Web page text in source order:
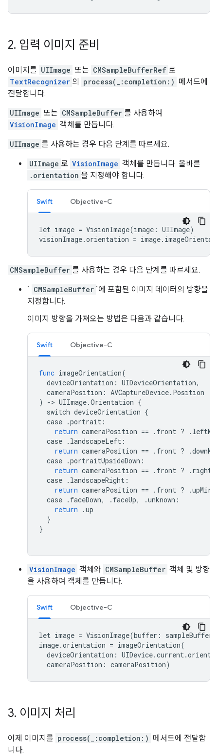
2. 입력 이미지 준비
이미지를 UIImage 또는 CMSampleBufferRef 로
TextRecognizer 의 process(_:completion:) 메서드에
전달합니다.
UIImage 또는 CMSampleBuffer 를 사용하여
VisionImage 객체를 만듭니다.
UIImage 를 사용하는 경우 다음 단계를 따르세요.
UIImage 로 VisionImage 객체를 만듭니다. 올바른
.orientation 을 지정해야 합니다.
Swift Objective-C
let image = VisionImage(image: UIImage)
visionImage.orientation =
CMSampleBuffer 를 사용하는 경우 다음 단계를 따르세요.
` CMSampleBuffer `에 포함된 이미지 데이터의 방향을
지정합니다.
이미지 방향을 가져오는 방법은 다음과 같습니다.
Swift Objective-C
func imageOrientation(
deviceOrientation : UIDeviceOrientation,
cameraPosition : AVCaptureDevice. Position
)
-> UIImage.Orientation {
switch deviceOrientation {
case .portrait :
return cameraPosition == . front ? .
case . landscapeLeft :
return cameraPosition == . front ? .
case .portraitUpsideDown :
return cameraPosition == . front ? .
case . landscapeRight :
return cameraPosition == . front ? .
case . faceDown, . faceUp, .unknown :
return
.up
}
}
VisionImage 객체와 CMSampleBuffer 객체 및 방향
을 사용하여 객체를 만듭니다.
Swift Objective-C
let image = VisionImage(buffer : sampleBuffer
image.orientation = imageOrientation(
deviceOrientation : UIDevice.current.
cameraPosition : cameraPosition)
3. 이미지 처리
이제 이미지를 process(_:completion:) 메서드에 전달합
니다.